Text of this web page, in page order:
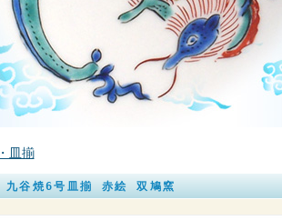
皿揃
谷焼6号皿揃 赤絵 双鳩窯